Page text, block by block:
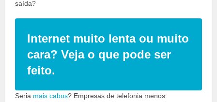
saída?
Internet muito lenta ou muito
cara? Veja o que pode ser
feito.
Seria mais cabos? Empresas de telefonia menos